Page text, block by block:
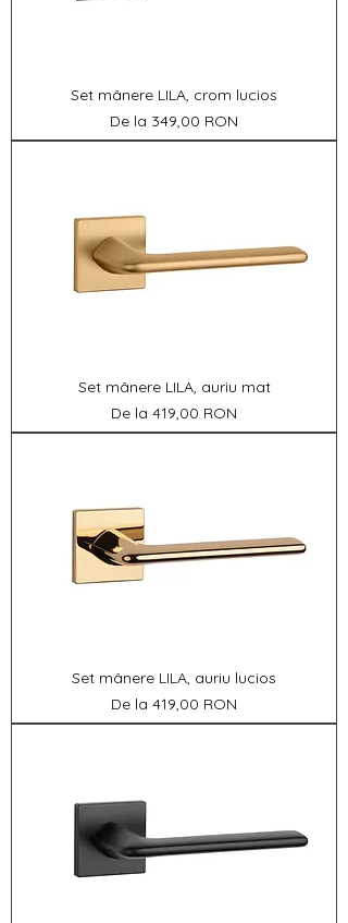
Set mânere LILA, crom lucios
De la 349,00 RON
Preț redus
Set mânere LILA, auriu mat
De la 419,00 RON
Preț redus
Set mânere LILA, auriu lucios
De la 419,00 RON
Preț redus